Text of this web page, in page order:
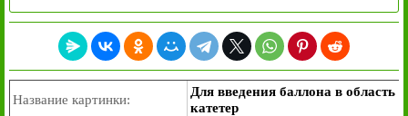
Название картинки:
Для введения баллона в область
катетер